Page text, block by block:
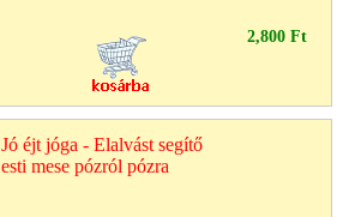
2,800 Ft
Jó éjt jóga - Elalvást segítő
esti mese pózról pózra